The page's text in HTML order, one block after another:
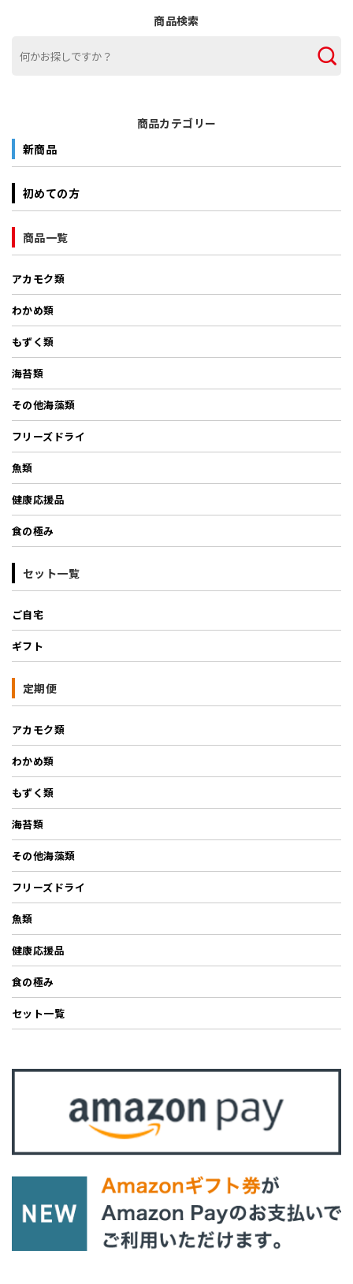
商品検索
商品カテゴリー
新商品
初めての方
商品一覧
アカモク類
わかめ類
もずく類
海苔類
その他海藻類
フリーズドライ
魚類
健康応援品
食の極み
セット一覧
ご自宅
ギフト
定期便
アカモク類
わかめ類
もずく類
海苔類
その他海藻類
フリーズドライ
魚類
健康応援品
食の極み
セット一覧